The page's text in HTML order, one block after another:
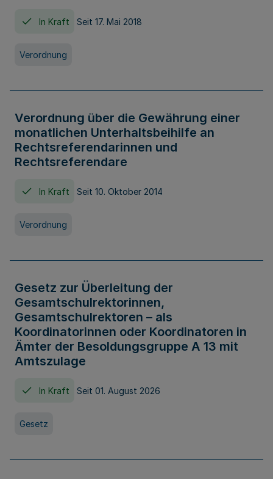
In Kraft Seit 17. Mai 2018
Verordnung
Verordnung über die Gewährung einer
monatlichen Unterhaltsbeihilfe an
Rechtsreferendarinnen und
Rechtsreferendare
In Kraft Seit 10. Oktober 2014
Verordnung
Gesetz zur Überleitung der
Gesamtschulrektorinnen,
Gesamtschulrektoren – als
Koordinatorinnen oder Koordinatoren in
Ämter der Besoldungsgruppe A 13 mit
Amtszulage
In Kraft Seit 01. August 2026
Gesetz